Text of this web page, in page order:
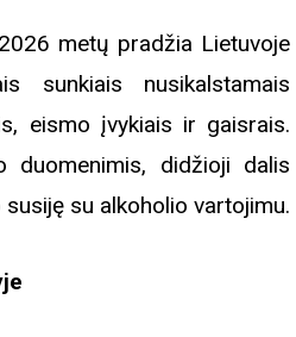
metų pradžia Lietuvoje
sunkiais nusikalstamais
eismo įvykiais ir gaisrais.
duomenimis, didžioji dalis
su alkoholio vartojimu.